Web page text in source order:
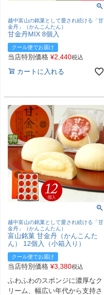
越中富山の銘菓として愛され続ける「甘
金丹」（かんこんたん）
甘金丹MIX 8個入
クール便でお届け
当店特別価格 ¥2,440税込
カートに入れる
越中富山の銘菓として愛され続ける「甘
金丹」（かんこんたん）
富山銘菓 甘金丹（かんこんた
ん） 12個入（小箱入り）
クール便でお届け
当店特別価格 ¥3,380税込
ふわふわのスポンジに濃厚なク
リーム、幅広い年代から支持さ